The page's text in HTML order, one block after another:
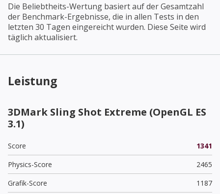
Die Beliebtheits-Wertung basiert auf der Gesamtzahl
der Benchmark-Ergebnisse, die in allen Tests in den
letzten 30 Tagen eingereicht wurden. Diese Seite wird
täglich aktualisiert.
Leistung
3DMark Sling Shot Extreme (OpenGL ES
3.1)
Score
1341
Physics-Score
2465
Grafik-Score
1187